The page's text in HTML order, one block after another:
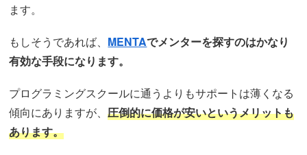
ます。
もしそうであれば、 MENTAでメンターを探すのはかなり
有効な手段になります。
プログラミングスクールに通うよりもサポートは薄くなる
傾向にありますが、圧倒的に価格が安いというメリットも
あります。